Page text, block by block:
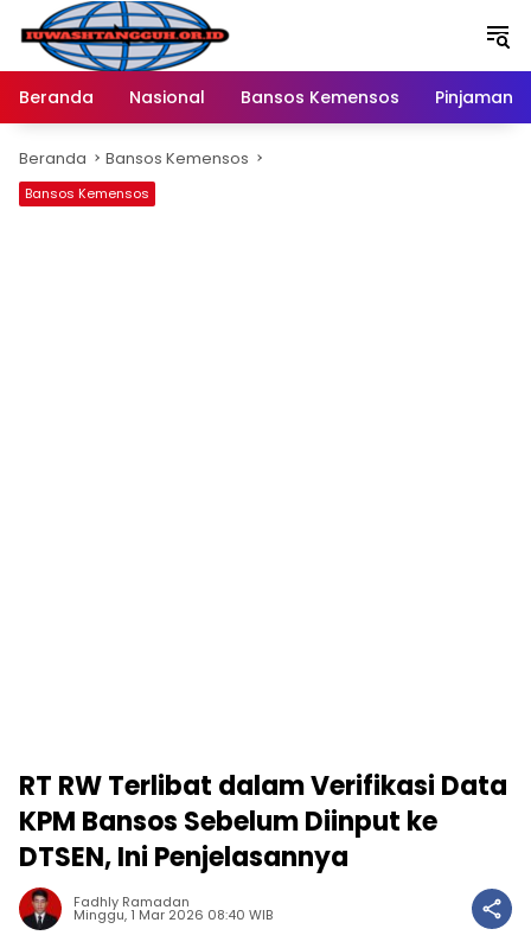
Langsung
konten
Beranda
Nasional Bansos Kemensos Pinjaman
Beranda Bansos Kemensos
Bansos Kemensos
RT RW Terlibat dalam Verifikasi Data
KPM Bansos Sebelum Diinput ke
DTSEN, Ini Penjelasannya
Fadhly Ramadan
Minggu, 1 Mar 2026 08:40 WIB